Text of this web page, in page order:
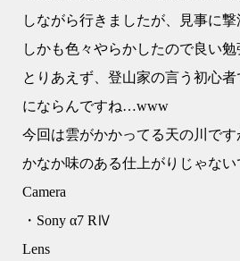
しながら行きましたが、見事に
しかも色々やらかしたので良い
とりあえず、登山家の言う初心
にならんですね…www
今回は雲がかかってる天の川で
かなか味のある仕上がりじゃない
Camera
・Sony α7 RⅣ
Lens